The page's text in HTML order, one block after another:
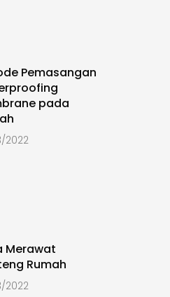
Pemasangan
pada
2022
Merawat
Rumah
2022